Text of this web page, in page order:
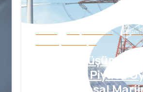
Enerji Politikaları
Teknoloji & Yenilikçilik
Enerji Dönüşümünde
Şebeke ve Piyasa